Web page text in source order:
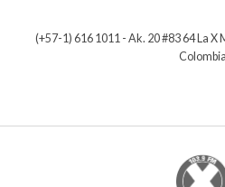
(+57-1) 616 1011 - Ak. 20 #83 64 La X
Colombia